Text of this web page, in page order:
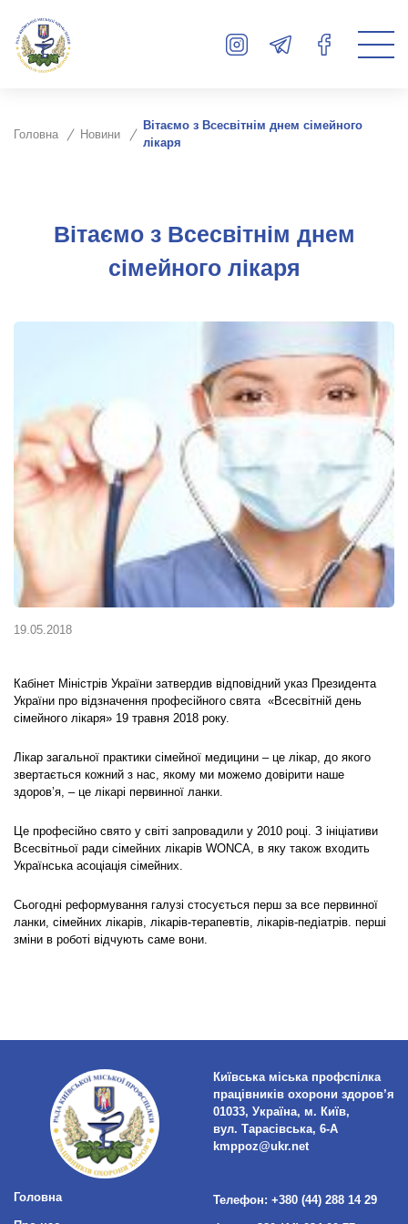
Головна Новини
Вітаємо з Всесвітнім днем сімейного
лікаря
Вітаємо з Всесвітнім днем
сімейного лікаря
19.05.2018
Кабінет Міністрів України затвердив відповідний указ Президента
України про відзначення професійного свята «Всесвітній день
сімейного лікаря» 19 травня 2018 року.
Лікар загальної практики сімейної медицини – це лікар, до якого
звертається кожний з нас, якому ми можемо довірити наше
здоров’я, – це лікарі первинної ланки.
Це професійно свято у світі запровадили у 2010 році. З ініціативи
Всесвітньої ради сімейних лікарів WONCA, в яку також входить
Українська асоціація сімейних.
Сьогодні реформування галузі стосується перш за все первинної
ланки, сімейних лікарів, лікарів-терапевтів, лікарів-педіатрів. перші
зміни в роботі відчують саме вони.
Головна
Київська міська профспілка
працівників охорони здоров’я
01033, Україна, м. Київ,
вул. Тарасівська, 6-А
kmppoz@ukr.net
Телефон: +380 (44) 288 14 29